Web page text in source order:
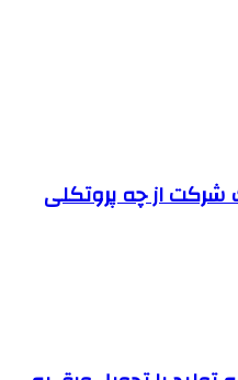
شرکت از چه پروتکلی